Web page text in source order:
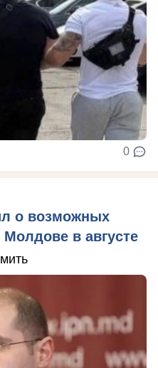
0
о возможных
в августе